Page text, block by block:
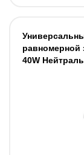
равномерной
40W